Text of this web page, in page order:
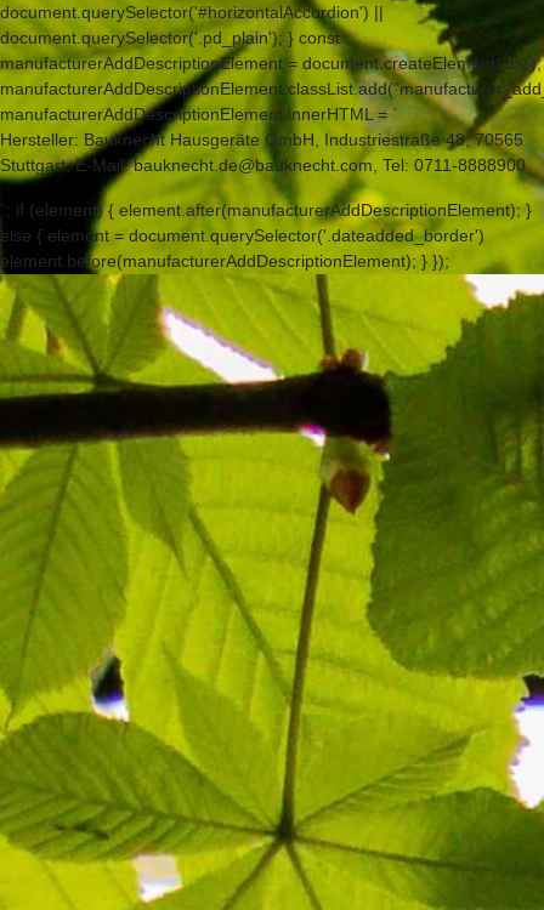
document.querySelector('#horizontalAccordion') ||
document.querySelector('.pd_plain'); } const
manufacturerAddDescriptionElement = document.createElement('div');
manufacturerAddDescriptionElement.innerHTML = `
Hersteller: Bauknecht Hausgeräte GmbH, Industriestraße 48, 70565
Stuttgart, ​​​​​​​E-Mail: bauknecht.de@bauknecht.com, Tel: 0711-8888900
`; if (element) { element.after(manufacturerAddDescriptionElement); }
else { element = document.querySelector('.dateadded_border')
element.before(manufacturerAddDescriptionElement); } });